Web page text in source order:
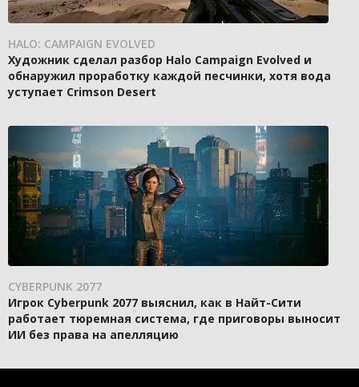
HALO: CAMPAIGN EVOLVED
Художник сделал разбор Halo Campaign Evolved и
обнаружил проработку каждой песчинки, хотя вода
уступает Crimson Desert
CYBERPUNK 2077
Игрок Cyberpunk 2077 выяснил, как в Найт-Сити
работает тюремная система, где приговоры выносит
ИИ без права на апелляцию